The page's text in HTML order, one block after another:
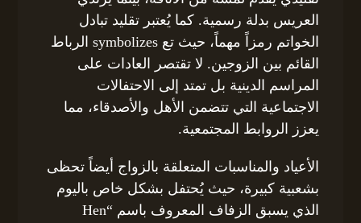
العريس بدلة رسمية. كما يُعتبر تقليد تبادل
الخواتم رمزاً مهماً، حيث تع symbolizes الرباط
القائم بين الزوجين. لا تقتصر العادات على
المراسم الدينية بل تمتد إلى الاحتفالات
الاجتماعية التي تتضمن الأهل والأصدقاء، مما
يعزز الروابط المجتمعية.
الأعياد والمناسبات المتعلقة بالزواج أيضاً تحظى
بشعبية كبيرة، حيث يُحتفل بشكل خاص باليوم
الذي يسبق الزفاف المعروف باسم “Hen